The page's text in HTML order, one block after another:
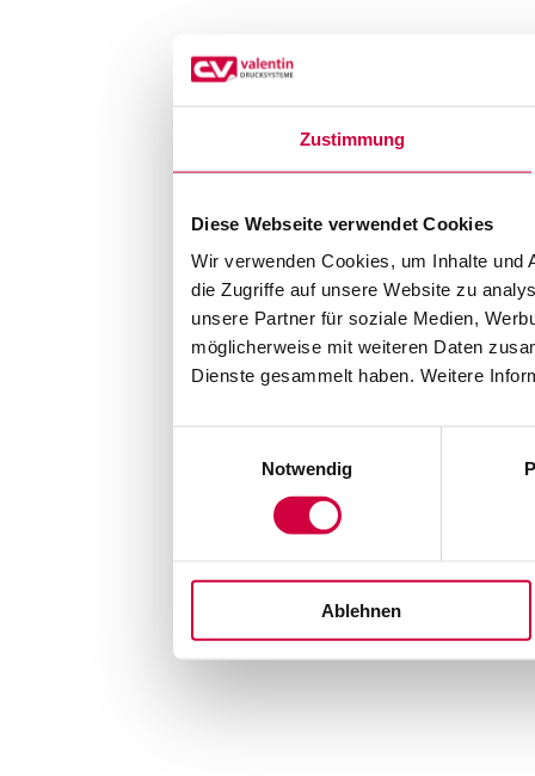
Zustimmung
Diese Webseite verwendet Cookies
Wir verwenden Cookies, um Inhalte und
die Zugriffe auf unsere Website zu
unsere Partner für soziale Medien,
möglicherweise mit weiteren Daten
Dienste gesammelt haben. Weitere
Notwendig
Ablehnen